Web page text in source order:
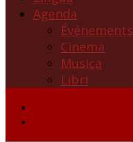
Agenda
Événements
Cinema
Musica
Libri